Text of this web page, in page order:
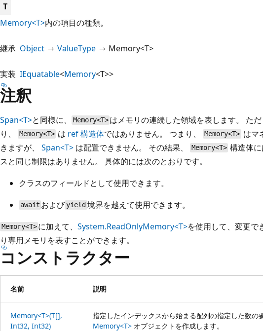
T
Memory<T>内の項目の種類。
継承 Object ValueType Memory<T>
実装 IEquatable<Memory<T>>
注釈
Span<T>と同様に、 Memory<T> はメモリの連続した領域を表します。 た
り、
Memory<T> は ref 構造体ではありません。 つまり、 Memory<T> はマ
きますが、 Span<T> は配置できません。 その結果、 Memory<T> 構造体
スと同じ制限はありません。 具体的には次のとおりです。
クラスのフィールドとして使用できます。
await および yield 境界を越えて使用できます。
Memory<T> に加えて、System.ReadOnlyMemory<T>を使用して、変更で
り専用メモリを表すことができます。
コンストラクター
名前 説明
Memory<T>(T[],
Int32, Int32)
指定したインデックスから始まる配列の指定した数の
Memory<T> オブジェクトを作成します。